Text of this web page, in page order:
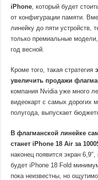
iPhone, который будет
от конфигурации памяти.
линейку до пяти устройств,
только премиальные
год весной.
Кроме того, такая стратегия
увеличить продажи
компания Nvidia уже много
видеокарт с самых дорогих
полугода, выпускает
В флагманской линейке
станет iPhone 18 Air за
наконец появится экран
будет iPhone 18 Fold
пока неизвестны, но